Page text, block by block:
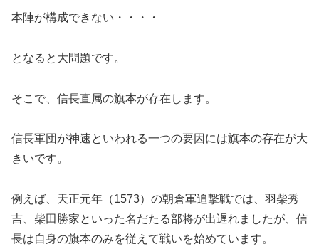
本陣が構成できない・・・・
となると大問題です。
そこで、信長直属の旗本が存在します。
信長軍団が神速といわれる一つの要因には旗本の存在が大
きいです。
例えば、天正元年（1573）の朝倉軍追撃戦では、羽柴秀
吉、柴田勝家といった名だたる部将が出遅れましたが、信
長は自身の旗本のみを従えて戦いを始めています。